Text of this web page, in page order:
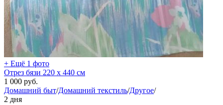
+ Ещё 1 фото
Отрез бязи 220 х 440 см
1 000 руб.
Домашний быт/Домашний текстиль/Другое/
2 дня